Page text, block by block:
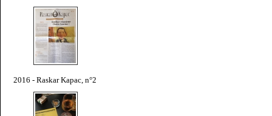
2016 - Raskar Kapac, n°2